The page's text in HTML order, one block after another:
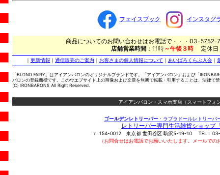
フェイスブック インスタグ
商品についてのお問い合わせはお電話で・・・03-5752-
店舗営業時間 ：11時～午後３時 定休
｜ 更新情報 ｜ 通信販売のご案内 ｜ お客さまの個人情報について ｜ あいばろくらぶ入会 ｜
「BLOND FAIRY」はアイアンバロンのオリジナルブランドです。「アイアンバロン」および「
バロンの登録商標です。このウエブサイト上の画像および文章を無断で転載・引用することは、法律で
(C) IRONBARONS All Right Reserved.
アイアンバロン・スマホ支店（スマートフォ
ゴールデンレトリーバー ・ラブラドールレトリー
レトリーバー専門生活雑貨ショップ
〒 154-0012 東京都 世田谷区 駒沢5-19-10 TEL：
（お問合せはお電話でお願いいたします。メールで